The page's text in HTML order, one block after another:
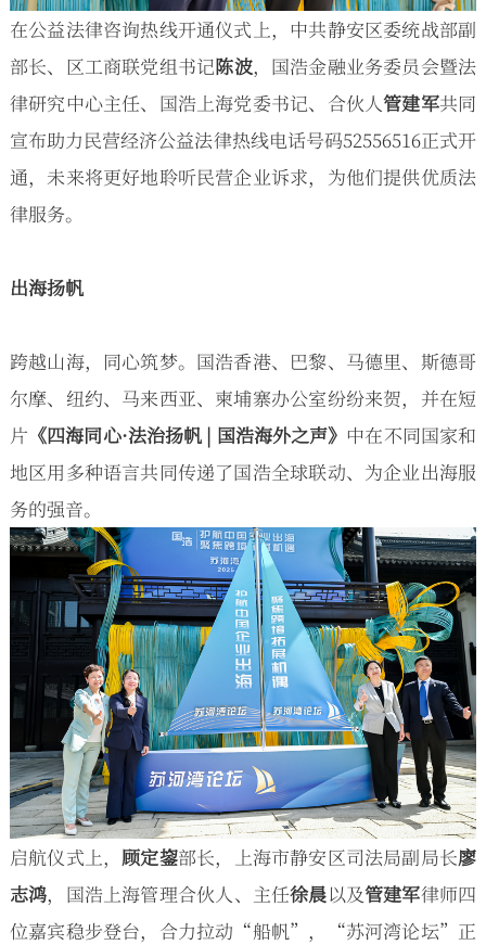
在公益法律咨询热线开通仪式上，中共静安区委统战部副
部长、区工商联党组书记陈波，国浩金融业务委员会暨法
律研究中心主任、国浩上海党委书记、合伙人管建军共同
宣布助力民营经济公益法律热线电话号码52556516正式开
通，未来将更好地聆听民营企业诉求，为他们提供优质法
律服务。
出海扬帆
跨越山海，同心筑梦。国浩香港、巴黎、马德里、斯德哥
尔摩、纽约、马来西亚、柬埔寨办公室纷纷来贺，并在短
片 《四海同心·法治扬帆 | 国浩海外之声》 中在不同国家和
地区用多种语言共同传递了国浩全球联动、为企业出海服
务的强音。
启航仪式上， 顾定鋆部长，上海市静安区司法局副局长廖
志鸿，国浩上海管理合伙人、主任徐晨以及管建军律师四
位嘉宾稳步登台，合力拉动“船帆”，“苏河湾论坛”正